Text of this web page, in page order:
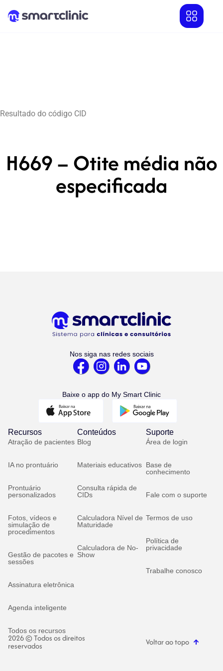
Resultado do código CID
H669 – Otite média não
especificada
Nos siga nas redes sociais
Baixe o app do My Smart Clinic
Recursos
Atração de pacientes
IA no prontuário
Prontuário
personalizados
Fotos, vídeos e
simulação de
procedimentos
Gestão de pacotes e
sessões
Assinatura eletrônica
Agenda inteligente
Todos os recursos
Conteúdos
Blog
Materiais educativos
Consulta rápida de
CIDs
Calculadora Nível de
Maturidade
Calculadora de No-
Show
Suporte
Área de login
Base de
conhecimento
Fale com o suporte
Termos de uso
Política de
privacidade
Trabalhe conosco
2026 © Todos os direitos
reservados Voltar ao topo